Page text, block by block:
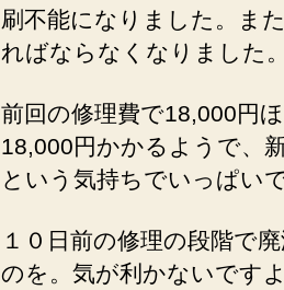
刷不能になりました。ま
ればならなくなりました。
前回の修理費で18,000円
18,000円かかるようで、
という気持ちでいっぱいで
１０日前の修理の段階で
のを。気が利かないです